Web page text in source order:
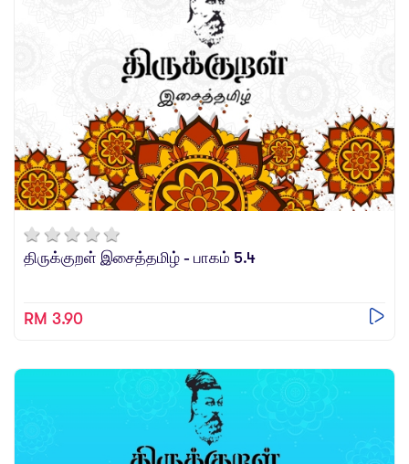
திருக்குறள் இசைத்தமிழ் - பாகம் 5.4
RM 3.90